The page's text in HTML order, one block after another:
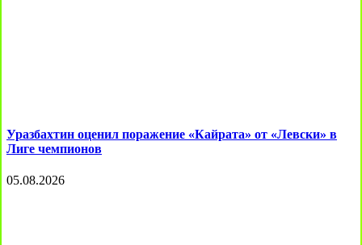
Уразбахтин оценил поражение «Кайрата» от «Левски» в
Лиге чемпионов
05.08.2026